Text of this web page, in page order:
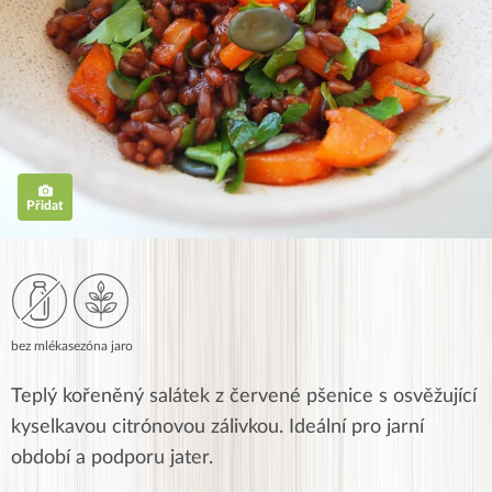
Přidat
bez mlékasezóna jaro
Teplý kořeněný salátek z červené pšenice s osvěžující
kyselkavou citrónovou zálivkou. Ideální pro jarní
období a podporu jater.